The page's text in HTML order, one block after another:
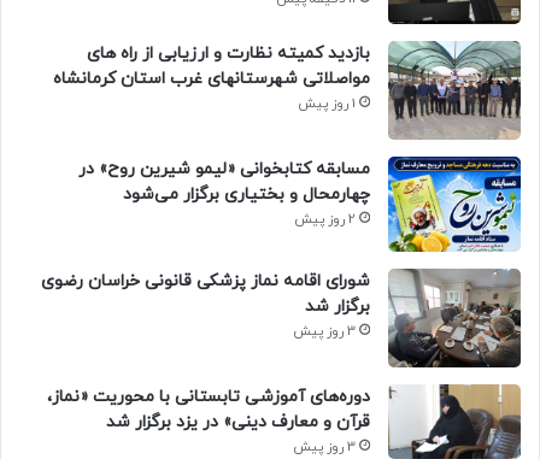
بازدید کمیته نظارت و ارزیابی از راه های
مواصلاتی شهرستانهای غرب استان کرمانشاه
1 روز پیش
مسابقه کتابخوانی «لیمو شیرین روح» در
چهارمحال و بختیاری برگزار می‌شود
2 روز پیش
شورای اقامه نماز پزشکی قانونی خراسان رضوی
برگزار شد
3 روز پیش
دوره‌های آموزشی تابستانی با محوریت «نماز،
قرآن و معارف دینی» در یزد برگزار شد
3 روز پیش